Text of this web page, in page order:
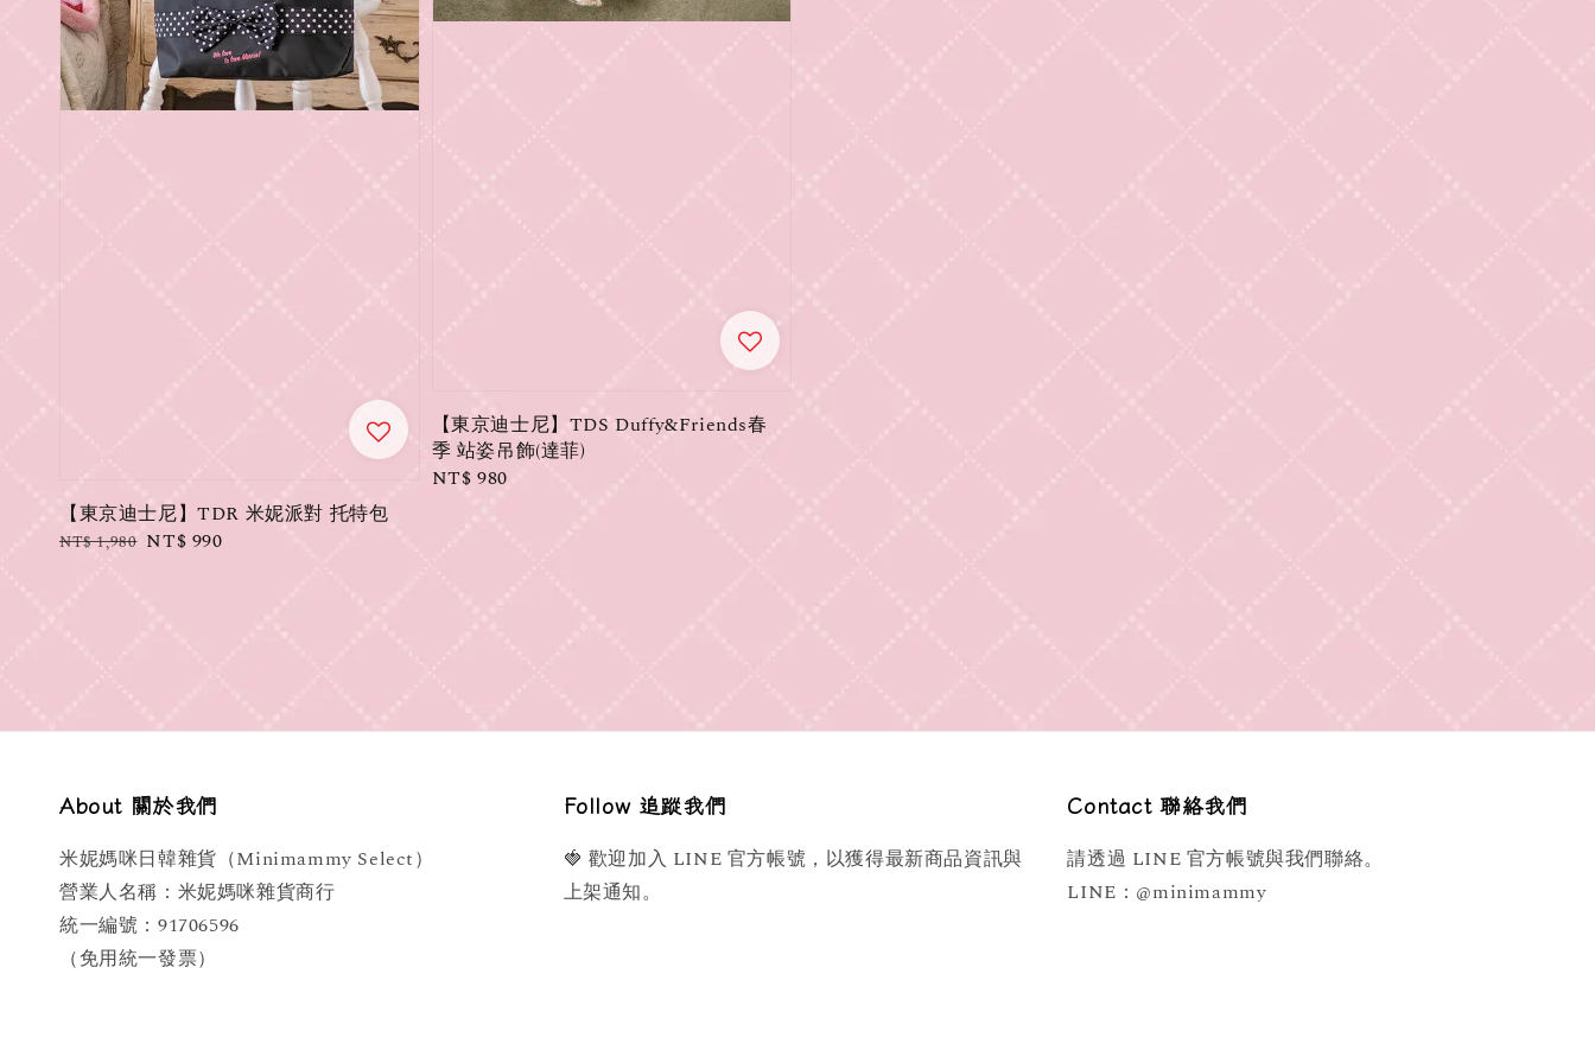
【東京迪士尼】TDR 米妮派對 托特包
Regular
NT$ 1,980 Sale
NT$ 990
【東京迪士尼】TDS Duffy&Friends春
季 站姿吊飾(達菲)
Regular
NT$ 980
About 關於我們
米妮媽咪日韓雜貨（Minimammy Select）
營業人名稱：米妮媽咪雜貨商行
統一編號：91706596
（免用統一發票）
Follow 追蹤我們
🍓 歡迎加入 LINE 官方帳號，以獲得最新商品資訊與
上架通知。
Contact 聯絡我們
請透過 LINE 官方帳號與我們聯絡。
LINE：@minimammy